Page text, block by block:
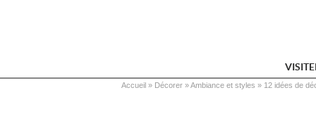
Vous êtes ici
Accueil » Décorer » Ambiance et styles » 12 idées de